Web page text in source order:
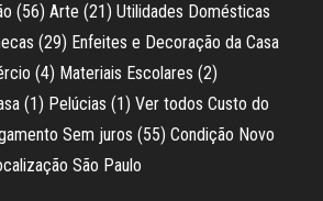
(56) Arte (21) Utilidades Domésticas
(29) Enfeites e Decoração da Casa
(4) Materiais Escolares (2)
(1) Pelúcias (1) Ver todos Custo do
Sem juros (55) Condição Novo
São Paulo